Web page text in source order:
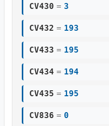
CV430 = 3
CV432 = 193
CV433 = 195
CV434 = 194
CV435 = 195
CV836 = 0